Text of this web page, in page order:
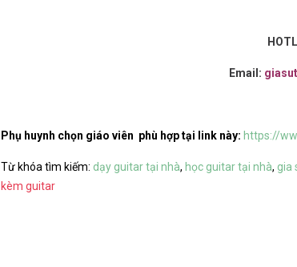
Email:
Phụ huynh chọn giáo viên phù hợp tại link này: https://
Từ khóa tìm kiếm: dạy guitar tại nhà, học guitar tại nhà, gia
kèm guitar